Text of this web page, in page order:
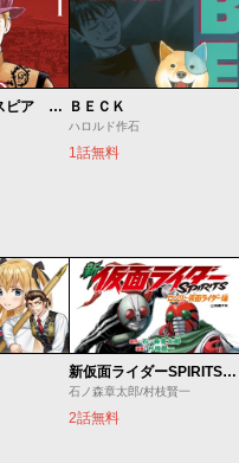
7人のシェイクスピア NON SANZ DROICT ＢＥＣＫ
ハロルド作石
1話無料
新仮面ライダーSPIRITS ロンリー仮面ライダー編
石ノ森章太郎/村枝賢一
2話無料